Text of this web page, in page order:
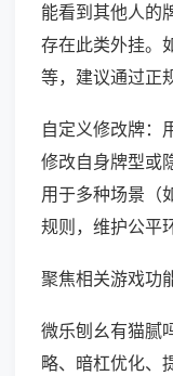
能看到其他人的
存在此类外挂。
等，建议通过正
自定义修改牌：
修改自身牌型或
用于多种场景（
规则，维护公平
聚焦相关游戏功
微乐刨幺有猫腻
略、暗杠优化、